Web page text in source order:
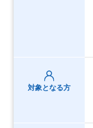
対象となる方